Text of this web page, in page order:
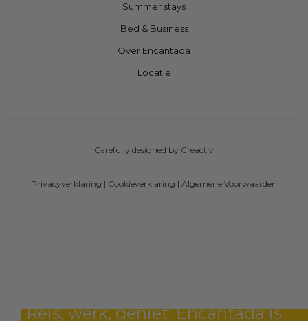
Summer stays
Bed & Business
Over Encantada
Locatie
Carefully designed by Creactiv
Privacyverklaring | Cookieverklaring | Algemene Voorwaarden
Reis, werk, geniet: Encantada is